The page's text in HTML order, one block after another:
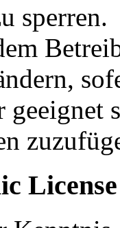
sperren.
geeignet
License